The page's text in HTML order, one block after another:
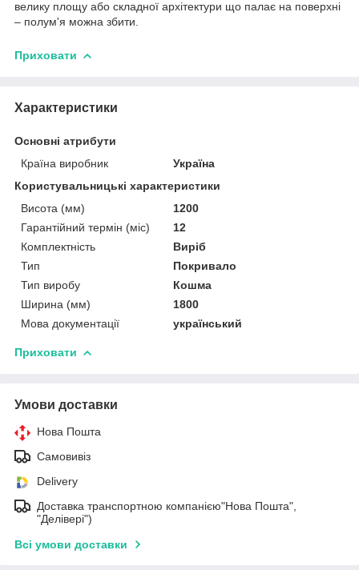
велику площу або складної архітектури що палає на поверхні
– полум'я можна збити.
Приховати
Характеристики
Основні атрибути
Країна виробник
Україна
Користувальницькі характеристики
Висота (мм)
1200
Гарантійний термін (міс)
12
Комплектність
Виріб
Тип
Покривало
Тип виробу
Кошма
Ширина (мм)
1800
Мова документації
український
Приховати
Умови доставки
Нова Пошта
Самовивіз
Delivery
Доставка транспортною компанією"Нова Пошта",
"Делівері")
Всі умови доставки